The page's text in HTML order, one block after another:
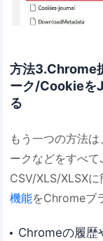
方法3.Chrome
ーク/Cookieを
る
もう一つの方法
ークなどをすべて
CSV/XLS/XLSX
機能をChromeブ
Chromeの履歴